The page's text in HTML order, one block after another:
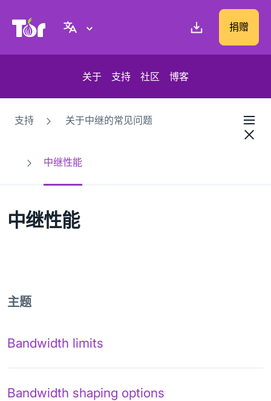
Tor Project 网站 捐赠
关于 支持 社区 博客
支持 关于中继的常见问题
中继性能
中继性能
主题
Bandwidth limits
Bandwidth shaping options